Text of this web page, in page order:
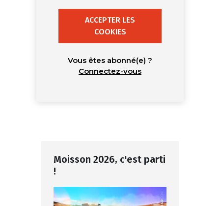
ACCEPTER LES
COOKIES
Vous êtes abonné(e) ?
Connectez-vous
Moisson 2026, c'est parti
!